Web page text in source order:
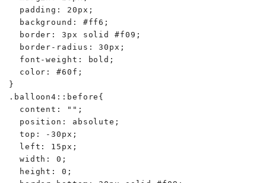
  padding: 20px;
  background: #ff6;
  border: 3px solid #f09;
  border-radius: 30px;
  font-weight: bold;
  color: #60f;
}
.balloon4::before{
  content: "";
  position: absolute;
  top: -30px;
  left: 15px;
  width: 0;
  height: 0;